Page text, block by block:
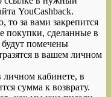
YouCashback.
то за вами закрепится
покупки, сделанные в
помечены
в вашем личном
личном кабинете, в
сумма к возврату.